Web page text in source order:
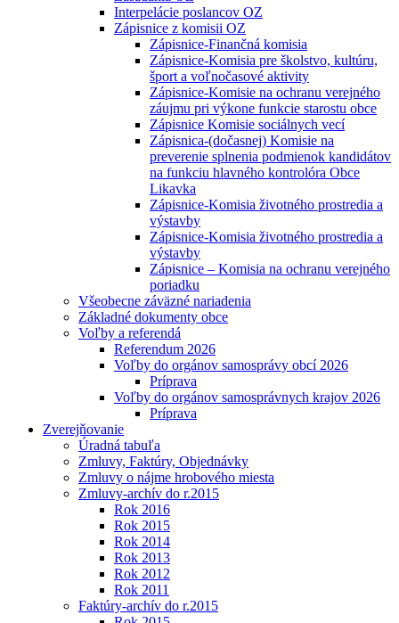
Interpelácie poslancov OZ
Zápisnice z komisii OZ
Zápisnice-Finančná komisia
Zápisnice-Komisia pre školstvo, kultúru,
šport a voľnočasové aktivity
Zápisnice-Komisie na ochranu verejného
záujmu pri výkone funkcie starostu obce
Zápisnice Komisie sociálnych vecí
Zápisnica-(dočasnej) Komisie na
preverenie splnenia podmienok kandidátov
na funkciu hlavného kontrolóra Obce
Likavka
Zápisnice-Komisia životného prostredia a
výstavby
Zápisnice-Komisia životného prostredia a
výstavby
Zápisnice – Komisia na ochranu verejného
poriadku
Všeobecne záväzné nariadenia
Základné dokumenty obce
Voľby a referendá
Referendum 2026
Voľby do orgánov samosprávy obcí 2026
Príprava
Voľby do orgánov samosprávnych krajov 2026
Príprava
Zverejňovanie
Úradná tabuľa
Zmluvy, Faktúry, Objednávky
Zmluvy o nájme hrobového miesta
Zmluvy-archív do r.2015
Rok 2016
Rok 2015
Rok 2014
Rok 2013
Rok 2012
Rok 2011
Faktúry-archív do r.2015